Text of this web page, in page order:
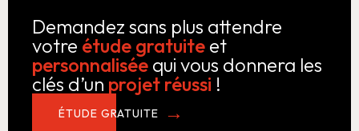
Demandez sans plus attendre
votre étude gratuite et
personnalisée qui vous donnera les
clés d’un projet réussi !
ÉTUDE GRATUITE